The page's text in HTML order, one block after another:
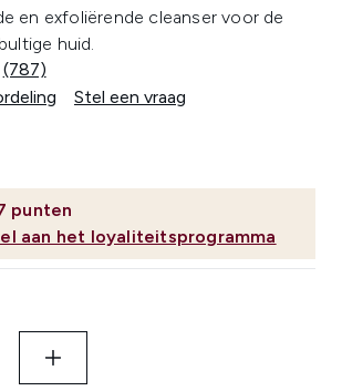
en exfoliërende cleanser voor de
huid.
Lees
787
beoordelingen.
(787)
Stel een vraag
punten
aan het loyaliteitsprogramma